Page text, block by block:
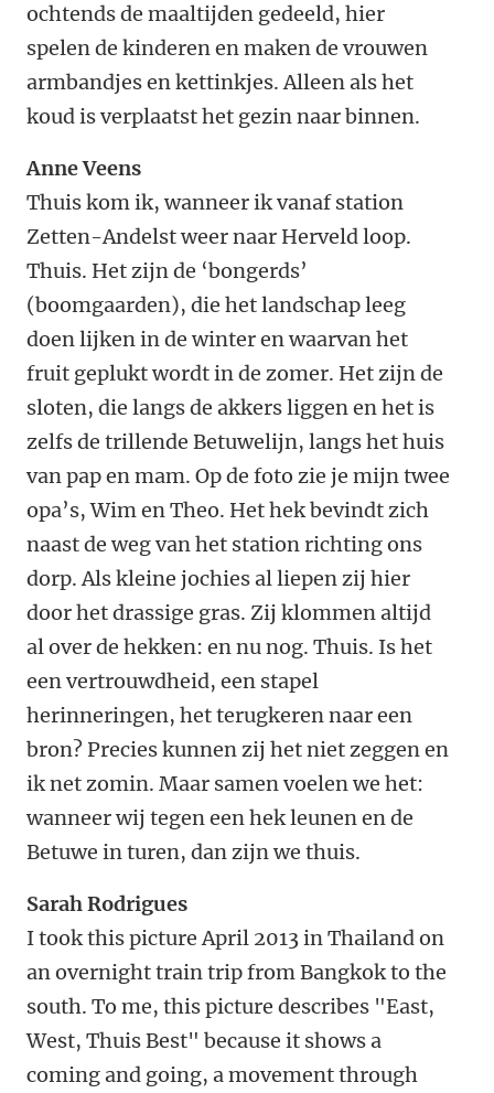
ochtends de maaltijden gedeeld, hier
spelen de kinderen en maken de vrouwen
armbandjes en kettinkjes. Alleen als het
koud is verplaatst het gezin naar binnen.
Anne Veens
Thuis kom ik, wanneer ik vanaf station
Zetten-Andelst weer naar Herveld loop.
Thuis. Het zijn de ‘bongerds’
(boomgaarden), die het landschap leeg
doen lijken in de winter en waarvan het
fruit geplukt wordt in de zomer. Het zijn de
sloten, die langs de akkers liggen en het is
zelfs de trillende Betuwelijn, langs het huis
van pap en mam. Op de foto zie je mijn twee
opa’s, Wim en Theo. Het hek bevindt zich
naast de weg van het station richting ons
dorp. Als kleine jochies al liepen zij hier
door het drassige gras. Zij klommen altijd
al over de hekken: en nu nog. Thuis. Is het
een vertrouwdheid, een stapel
herinneringen, het terugkeren naar een
bron? Precies kunnen zij het niet zeggen en
ik net zomin. Maar samen voelen we het:
wanneer wij tegen een hek leunen en de
Betuwe in turen, dan zijn we thuis.
Sarah Rodrigues
I took this picture April 2013 in Thailand on
an overnight train trip from Bangkok to the
south. To me, this picture describes "East,
West, Thuis Best" because it shows a
coming and going, a movement through